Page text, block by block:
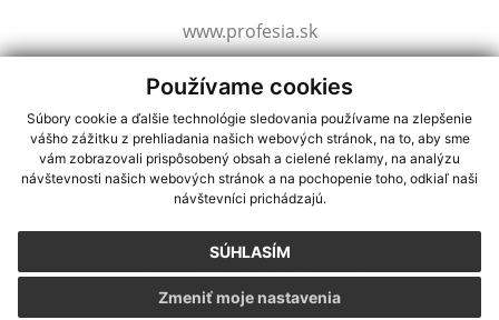
Používame cookies
Súbory cookie a ďalšie technológie sledovania používame na zlepšenie
vášho zážitku z prehliadania našich webových stránok, na to, aby sme
vám zobrazovali prispôsobený obsah a cielené reklamy, na analýzu
návštevnosti našich webových stránok a na pochopenie toho, odkiaľ naši
návštevníci prichádzajú.
SÚHLASÍM
Zmeniť moje nastavenia
www.profesia.sk
www.slovensko.sk
využite možnosť získavania aktuálnych informácií s využitím RSS
CMS systém (redakčný) systém ECHELON 2,Mapa stránok,web portál
webex.digital, s.r.o.,domény,registrácia domény
Posledná aktualizácia:03.08.2026
Vytlačiť stránku|Vyhlásenie o prístupnosti